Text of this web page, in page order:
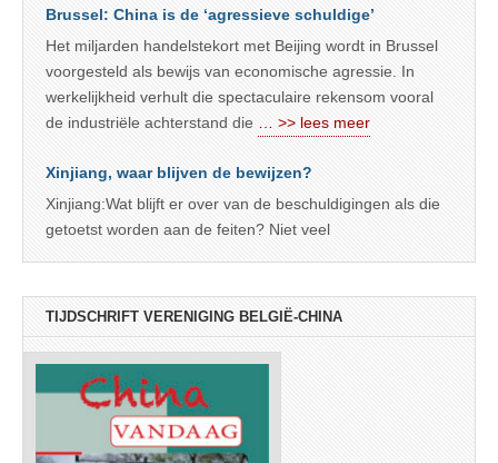
Brussel: China is de ‘agressieve schuldige’
Het miljarden handelstekort met Beijing wordt in Brussel
voorgesteld als bewijs van economische agressie. In
werkelijkheid verhult die spectaculaire rekensom vooral
de industriële achterstand die
… >> lees meer
Xinjiang, waar blijven de bewijzen?
Xinjiang:Wat blijft er over van de beschuldigingen als die
getoetst worden aan de feiten? Niet veel
TIJDSCHRIFT VERENIGING BELGIË-CHINA